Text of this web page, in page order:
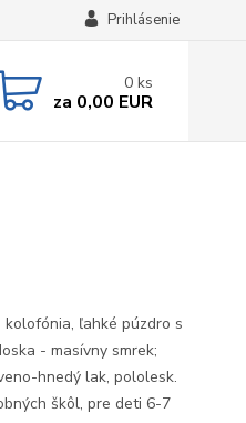
Prihlásenie
0 ks
za 0,00 EUR
ľahké púzdro s
- masívny smrek;
hnedý lak, pololesk.
škôl, pre deti 6-7